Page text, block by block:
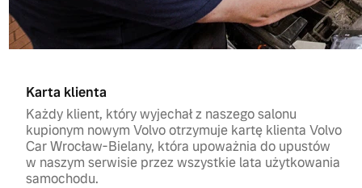
Karta klienta
Każdy klient, który wyjechał z naszego salonu
kupionym nowym Volvo otrzymuje kartę klienta Volvo
Car Wrocław-Bielany, która upoważnia do upustów
w naszym serwisie przez wszystkie lata użytkowania
samochodu.